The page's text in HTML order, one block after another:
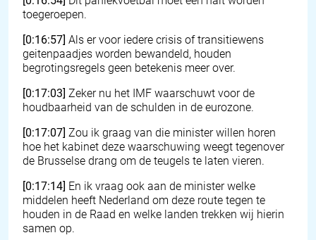
toegeroepen.
[0:16:57] Als er voor iedere crisis of transitiewens
geitenpaadjes worden bewandeld, houden
begrotingsregels geen betekenis meer over.
[0:17:03] Zeker nu het IMF waarschuwt voor de
houdbaarheid van de schulden in de eurozone.
[0:17:07] Zou ik graag van die minister willen horen
hoe het kabinet deze waarschuwing weegt tegenover
de Brusselse drang om de teugels te laten vieren.
[0:17:14] En ik vraag ook aan de minister welke
middelen heeft Nederland om deze route tegen te
houden in de Raad en welke landen trekken wij hierin
samen op.